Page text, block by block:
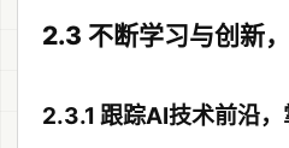
2.3 不断学习与创新
2.3.1 跟踪AI技术前沿，